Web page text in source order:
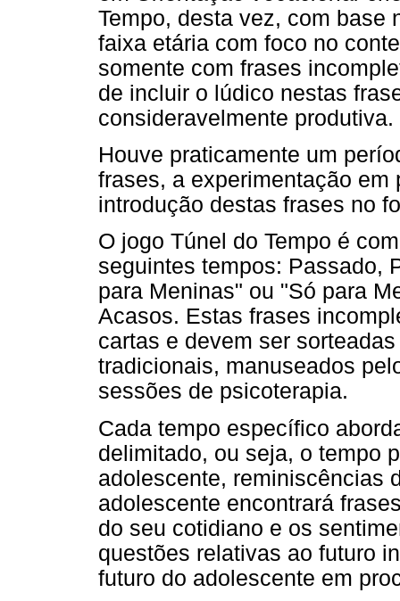
Tempo, desta vez, com base
faixa etária com foco no
somente com frases
de incluir o lúdico nestas
consideravelmente produtiva.
Houve praticamente um
frases, a experimentação
introdução destas frases no
O jogo Túnel do Tempo é
seguintes tempos: Passado,
para Meninas" ou "Só para
Acasos. Estas frases
cartas e devem ser
tradicionais, manuseados
sessões de psicoterapia.
Cada tempo específico
delimitado, ou seja, o tempo
adolescente, reminiscências
adolescente encontrará
do seu cotidiano e os
questões relativas ao futuro
futuro do adolescente em